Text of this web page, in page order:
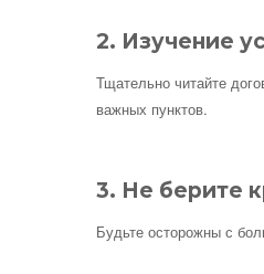
2. Изучение
Тщательно читайте
важных пунктов.
3. Не берите
Будьте осторожны с